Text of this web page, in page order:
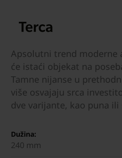
Apsolutni trend moderne
će istaći objekat na
Tamne nijanse u
više osvajaju srca
dve varijante, kao puna ili
Dužina:
240 mm